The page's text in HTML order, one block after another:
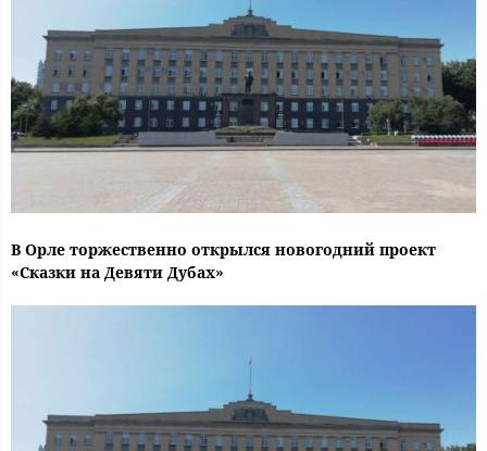
В Орле торжественно открылся новогодний проект
«Сказки на Девяти Дубах»